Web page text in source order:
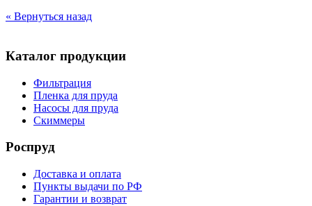
« Вернуться назад
Каталог продукции
Фильтрация
Пленка для пруда
Насосы для пруда
Скиммеры
Роспруд
Доставка и оплата
Пункты выдачи по РФ
Гарантии и возврат